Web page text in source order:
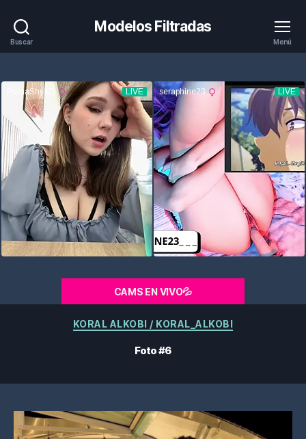
Buscar
Modelos Filtradas
Menú
CAMS EN VIVO💦
Categorías
KORAL ALKOBI / KORAL_ALKOBI
Foto #6